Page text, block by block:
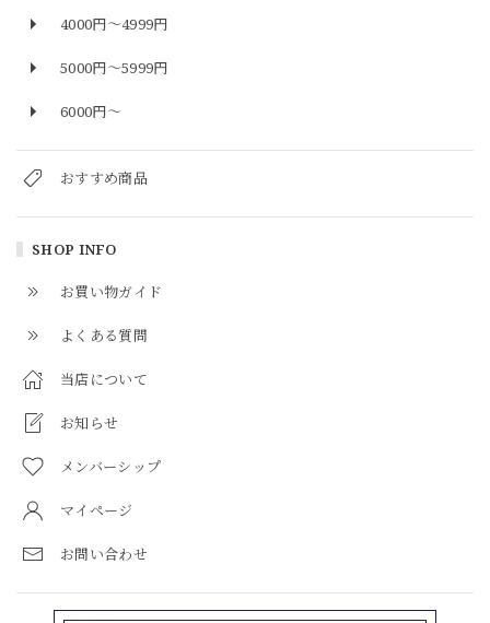
4000円〜4999円
5000円〜5999円
6000円〜
おすすめ商品
SHOP INFO
お買い物ガイド
よくある質問
当店について
お知らせ
メンバーシップ
マイページ
お問い合わせ